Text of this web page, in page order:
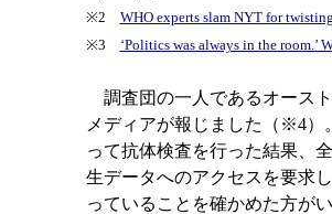
※2 WHO experts slam NYT for
※3 ‘Politics was always in the
調査団の一人であるオース
メディアが報じました（※4）
って抗体検査を行った結果、
生データへのアクセスを要求
っていることを確かめた方が